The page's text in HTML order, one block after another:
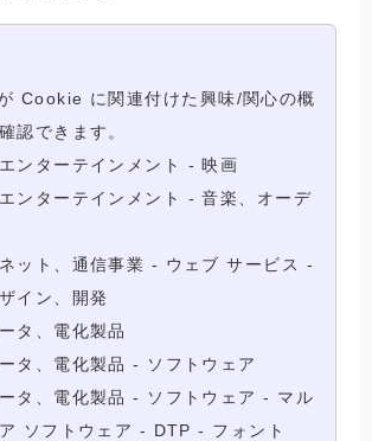
Cookie に関連付けた興味/関心の概
認できます。
ンターテインメント - 映画
ンターテインメント - 音楽、オーデ
ット、通信事業 - ウェブ サービス -
イン、開発
タ、電化製品
タ、電化製品 - ソフトウェア
タ、電化製品 - ソフトウェア - マル
ソフトウェア - DTP - フォント